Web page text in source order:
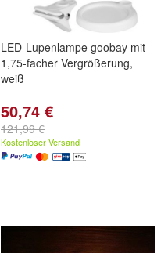
LED-Lupenlampe goobay mit
1,75-facher Vergrößerung,
weiß
50,74 €
121,99 €
Kostenloser Versand